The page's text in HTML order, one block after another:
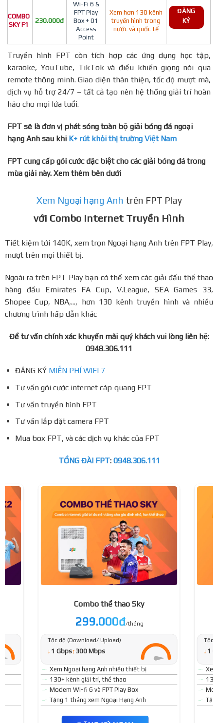
COMBO
SKY F1
230.000đ
Wi-Fi 6 &
FPT Play
Box + 01
Access
Point
Xem hơn 130 kênh
truyền hình trong
nước và quốc tế
ĐĂNG
KÝ
Truyền hình FPT còn tích hợp các ứng dụng học tập,
karaoke, YouTube, TikTok và điều khiển giọng nói qua
remote thông minh. Giao diện thân thiện, tốc độ mượt mà,
dịch vụ hỗ trợ 24/7 – tất cả tạo nên hệ thống giải trí hoàn
hảo cho mọi lứa tuổi.
FPT sẽ là đơn vị phát sóng toàn bộ giải bóng đá ngoại
hạng Anh sau khi K+ rút khỏi thị trường Việt Nam
FPT cung cấp gói cước đặc biệt cho các giải bóng đá trong
mùa giải này. Xem thêm bên dưới
Xem Ngoại hạng Anh trên FPT Play
với Combo Internet Truyền Hình
Tiết kiệm tới 140K, xem trọn Ngoại hạng Anh trên FPT Play,
mượt trên mọi thiết bị.
Ngoài ra trên FPT Play bạn có thể xem các giải đấu thể thao
hàng đầu Emirates FA Cup, V.League, SEA Games 33,
Shopee Cup, NBA,..., hơn 130 kênh truyền hình và nhiều
chương trình hấp dẫn khác
Để tư vấn chính xác khuyến mãi quý khách vui lòng liên hệ:
0948.306.111
ĐĂNG KÝ MIỄN PHÍ WIFI 7
Tư vấn gói cước internet cáp quang FPT
Tư vấn truyền hình FPT
Tư vấn lắp đặt camera FPT
Mua box FPT, và các dịch vụ khác của FPT
TỔNG ĐÀI FPT: 0948.306.111
Combo thể thao Sky
299.000đ/tháng
Tốc độ (Download/ Upload)
↓ 1 Gbps↑ 300 Mbps
Xem Ngoại hạng Anh nhiều thiết bị
130+ kênh giải trí, thể thao
Modem Wi-fi 6 và FPT Play Box
Tặng 1 tháng xem Ngoại Hạng Anh
Tốc
↓ 1